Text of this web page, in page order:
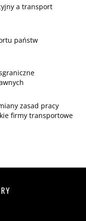
a transport
państw
zasad pracy
firmy transportowe